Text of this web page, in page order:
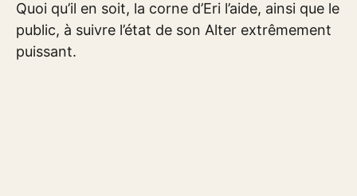
Quoi qu’il en soit, la corne d’Eri l’aide, ainsi que le
public, à suivre l’état de son Alter extrêmement
puissant.